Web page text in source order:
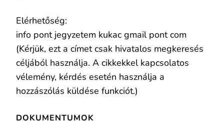
Elérhetőség:
info pont jegyzetem kukac gmail pont com
(Kérjük, ezt a címet csak hivatalos megkeresés
céljából használja. A cikkekkel kapcsolatos
vélemény, kérdés esetén használja a
hozzászólás küldése funkciót.)
DOKUMENTUMOK